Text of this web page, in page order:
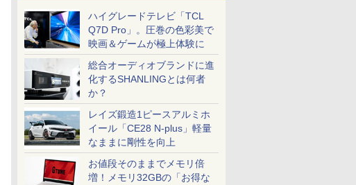
ハイグレードテレビ「TCL
Q7D Pro」。圧巻の色彩美で
映画＆ゲームが極上体験に
総合オーディオブランドに進
化するSHANLINGとは何者
か？
レイズ鍛造1ピースアルミホ
イール「CE28 N-plus」軽量
なままに剛性を向上
お値段そのままでメモリ倍
増！メモリ32GBの「お得な